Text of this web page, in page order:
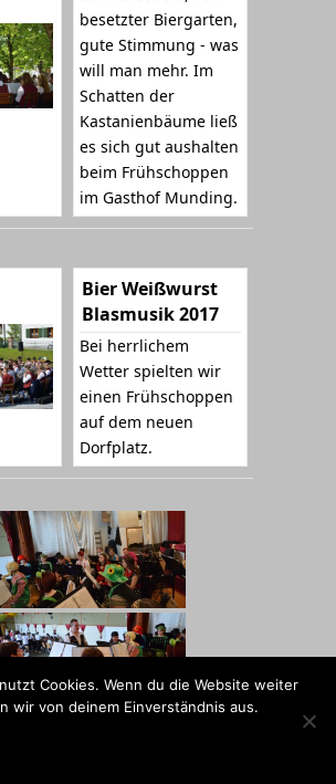
besetzter Biergarten,
gute Stimmung - was
will man mehr. Im
Schatten der
Kastanienbäume ließ
es sich gut aushalten
beim Frühschoppen
im Gasthof Munding.
Bier Weißwurst
Blasmusik 2017
Bei herrlichem
Wetter spielten wir
einen Frühschoppen
auf dem neuen
Dorfplatz.
Cookies. Wenn du die Website weiter
wir von deinem Einverständnis aus.